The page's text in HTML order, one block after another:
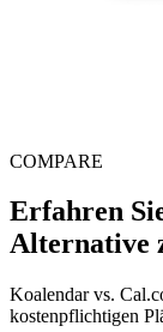
COMPARE
Erfahren
Alternative
Koalendar vs.
kostenpflichtigen